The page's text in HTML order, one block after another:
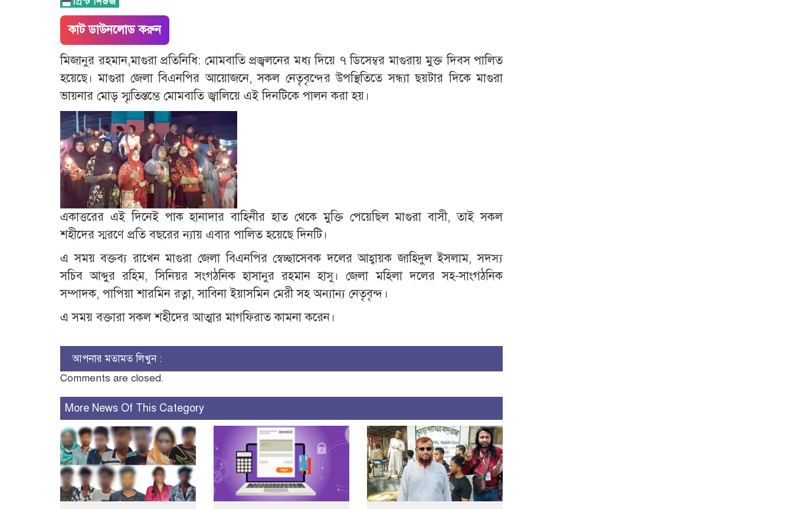
কাট ডাউনলোড করুন
মিজানুর রহমান,মাগুরা প্রতিনিধি: মোমবাতি প্রজ্বলনের মধ্য দিয়ে ৭ ডিসেম্বর মাগুরায় মুক্ত দিবস পালিত
হয়েছে। মাগুরা জেলা বিএনপির আয়োজনে, সকল নেতৃবৃন্দের উপস্থিতিতে সন্ধ্যা ছয়টার দিকে মাগুরা
ভায়নার মোড় স্মৃতিস্তম্ভে মোমবাতি জ্বালিয়ে এই দিনটিকে পালন করা হয়।
একাত্তরের এই দিনেই পাক হানাদার বাহিনীর হাত থেকে মুক্তি পেয়েছিল মাগুরা বাসী, তাই সকল
শহীদের স্মরণে প্রতি বছরের ন্যায় এবার পালিত হয়েছে দিনটি।
এ সময় বক্তব্য রাখেন মাগুরা জেলা বিএনপির স্বেচ্ছাসেবক দলের আহ্বায়ক জাহিদুল ইসলাম, সদস্য
সচিব আব্দুর রহিম, সিনিয়র সংগঠনিক হাসানুর রহমান হাসু। জেলা মহিলা দলের সহ-সাংগঠনিক
সম্পাদক, পাপিয়া শারমিন রত্না, সাবিনা ইয়াসমিন মেরী সহ অন্যান্য নেতৃবৃন্দ।
এ সময় বক্তারা সকল শহীদের আত্মার মাগফিরাত কামনা করেন।
আপনার মতামত লিখুন :
Comments are closed.
More News Of This Category